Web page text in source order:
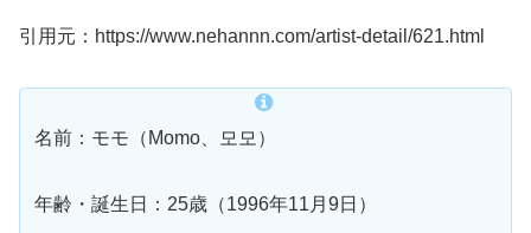
引用元：https://www.nehannn.com/artist-detail/621.html
名前：モモ（Momo、모모）
年齢・誕生日：25歳（1996年11月9日）